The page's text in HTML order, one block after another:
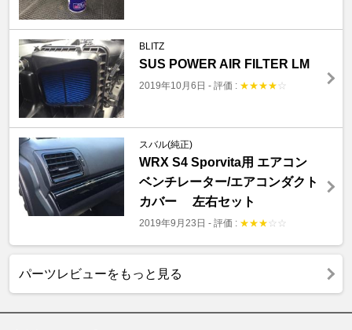
BLITZ
SUS POWER AIR FILTER LM
2019年10月6日 - 評価 : ★★★★ ☆
スバル(純正)
WRX S4 Sporvita用 エアコン
ベンチレーター/エアコンダクト
カバー 左右セット
2019年9月23日 - 評価 : ★★★ ☆ ☆
パーツレビューをもっと見る